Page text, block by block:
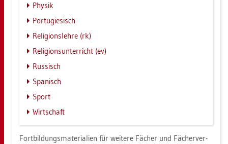
Phy­sik
Por­tu­gie­sisch
Re­li­gi­ons­leh­re (rk)
Re­li­gi­ons­un­ter­richt (ev)
Rus­sisch
Spa­nisch
Sport
Wirt­schaft
Fort­bil­dungs­ma­te­ria­li­en für wei­te­re Fä­cher und Fä­cher­ver­